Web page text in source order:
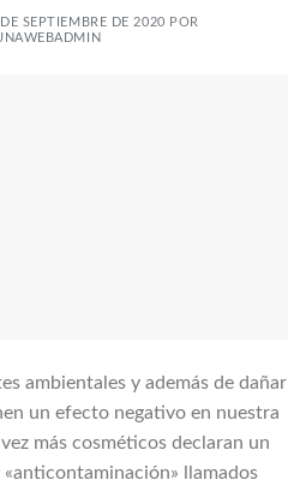
SEPTIEMBRE DE 2020 POR
ambientales y además de dañar
un efecto negativo en nuestra
más cosméticos declaran un
llamados